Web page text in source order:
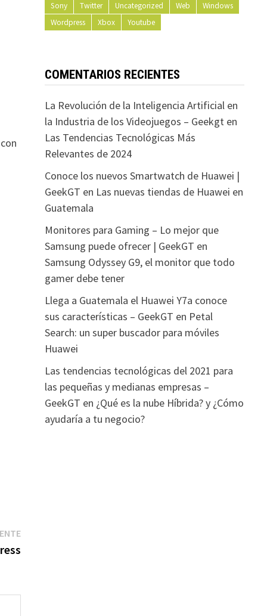
Entrada
siguiente:
Sony
Twitter Uncategorized Web
Windows
Wordpress
Xbox Youtube
COMENTARIOS RECIENTES
La Revolución de la Inteligencia Artificial en
la Industria de los Videojuegos – Geekgten
Las Tendencias Tecnológicas Más
Relevantes de 2024
Conoce los nuevos Smartwatch de Huawei |
GeekGT en Las nuevas tiendas de Huawei en
Guatemala
Monitores para Gaming – Lo mejor que
Samsung puede ofrecer | GeekGT en
Samsung Odyssey G9, el monitor que todo
gamer debe tener
Llega a Guatemala el Huawei Y7a conoce
sus características – GeekGT en Petal
Search: un super buscador para móviles
Huawei
Las tendencias tecnológicas del 2021 para
las pequeñas y medianas empresas –
GeekGT en ¿Qué es la nube Híbrida? y ¿Cómo
ayudaría a tu negocio?